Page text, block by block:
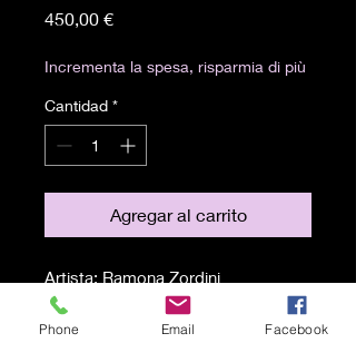
450,00 €Precio
Incrementa la spesa, risparmia di più
Cantidad *
Agregar al carrito
Artista: Ramona Zordini
Tecnica: cianotipia stratificata al
caffè
Phone Email Facebook